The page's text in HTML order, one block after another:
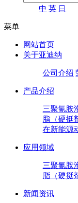
中 英 日
菜单
网站首页
关于亚迪纳
公司介绍
产品介绍
三聚氰胺
脂（硬挺
在新能源
应用领域
三聚氰胺
脂（硬挺
新闻资讯